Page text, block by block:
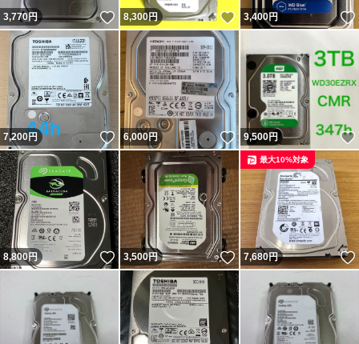
3,770円 いいね！
8,300円 いいね！
3,400円
7,200円 いいね！
6,000円 いいね！
9,500円
8,800円 いいね！
3,500円 いいね！
7,680円
最大10%対象